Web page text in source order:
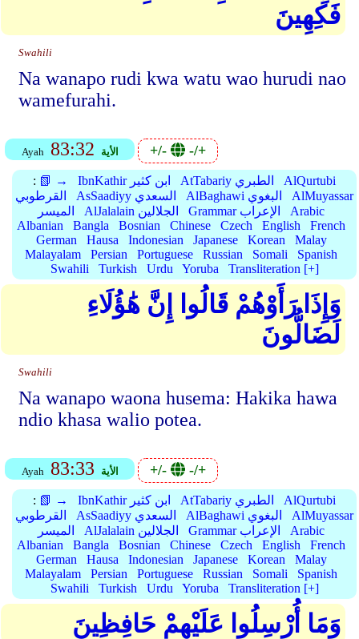
فَكِهِينَ
Swahili
Na wanapo rudi kwa watu wao hurudi nao
wamefurahi.
Ayah 83:32 الأية +/- -/+
: 📗 → IbnKathir ابن كثير AtTabariy الطبري
AlQurtubi
القرطوبي
AsSaadiyy السعدي AlBaghawi البغوي
AlMuyassar
الميسر
AlJalalain الجلالين Grammar الإعراب
Arabic
Albanian
Bangla Bosnian Chinese Czech English
French
German
Hausa Indonesian Japanese Korean
Malay
Malayalam
Persian Portuguese Russian Somali
Spanish
Swahili
Turkish Urdu Yoruba Transliteration [+]
وَإِذَا رَأَوْهُمْ قَالُوا إِنَّ هَٰؤُلَاءِ
لَضَالُّونَ
Swahili
Na wanapo waona husema: Hakika hawa
ndio khasa walio potea.
Ayah 83:33 الأية +/- -/+
: 📗 → IbnKathir ابن كثير AtTabariy الطبري
AlQurtubi
القرطوبي
AsSaadiyy السعدي AlBaghawi البغوي
AlMuyassar
الميسر
AlJalalain الجلالين Grammar الإعراب
Arabic
Albanian
Bangla Bosnian Chinese Czech English
French
German
Hausa Indonesian Japanese Korean
Malay
Malayalam
Persian Portuguese Russian Somali
Spanish
Swahili
Turkish Urdu Yoruba Transliteration [+]
وَمَا أُرْسِلُوا عَلَيْهِمْ حَافِظِينَ